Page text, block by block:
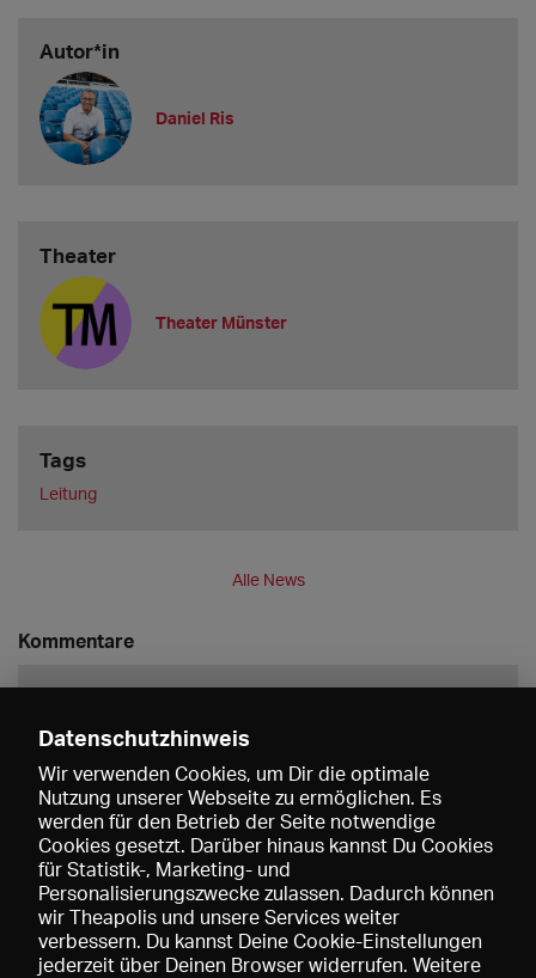
Autor*in
Daniel Ris
Theater
Theater Münster
Tags
Leitung
Alle News
Kommentare
Speichern
Datenschutzhinweis
Wir verwenden Cookies, um Dir die optimale
Nutzung unserer Webseite zu ermöglichen. Es
werden für den Betrieb der Seite notwendige
Cookies gesetzt. Darüber hinaus kannst Du Cookies
für Statistik-, Marketing- und
Personalisierungszwecke zulassen. Dadurch können
wir Theapolis und unsere Services weiter
verbessern. Du kannst Deine Cookie-Einstellungen
jederzeit über Deinen Browser widerrufen. Weitere